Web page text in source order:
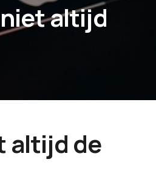
altijd
altijd de